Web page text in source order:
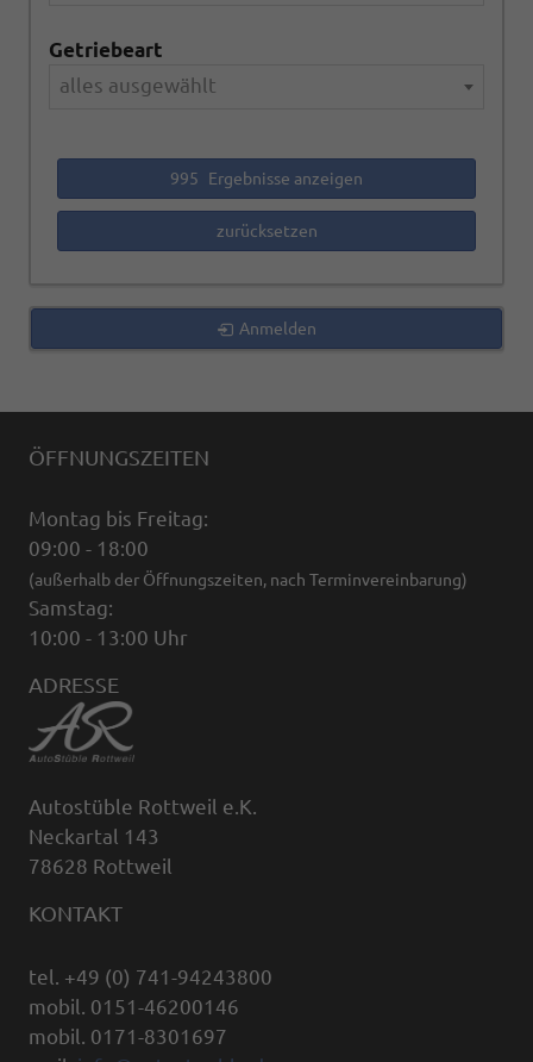
Getriebeart
alles ausgewählt
995 Ergebnisse anzeigen
zurücksetzen
Anmelden
ÖFFNUNGSZEITEN
Montag bis Freitag:
09:00 - 18:00
(außerhalb der Öffnungszeiten, nach Terminvereinbarung)
Samstag:
10:00 - 13:00 Uhr
ADRESSE
Autostüble Rottweil e.K.
Neckartal 143
78628 Rottweil
KONTAKT
tel. +49 (0) 741-94243800
mobil. 0151-46200146
mobil. 0171-8301697